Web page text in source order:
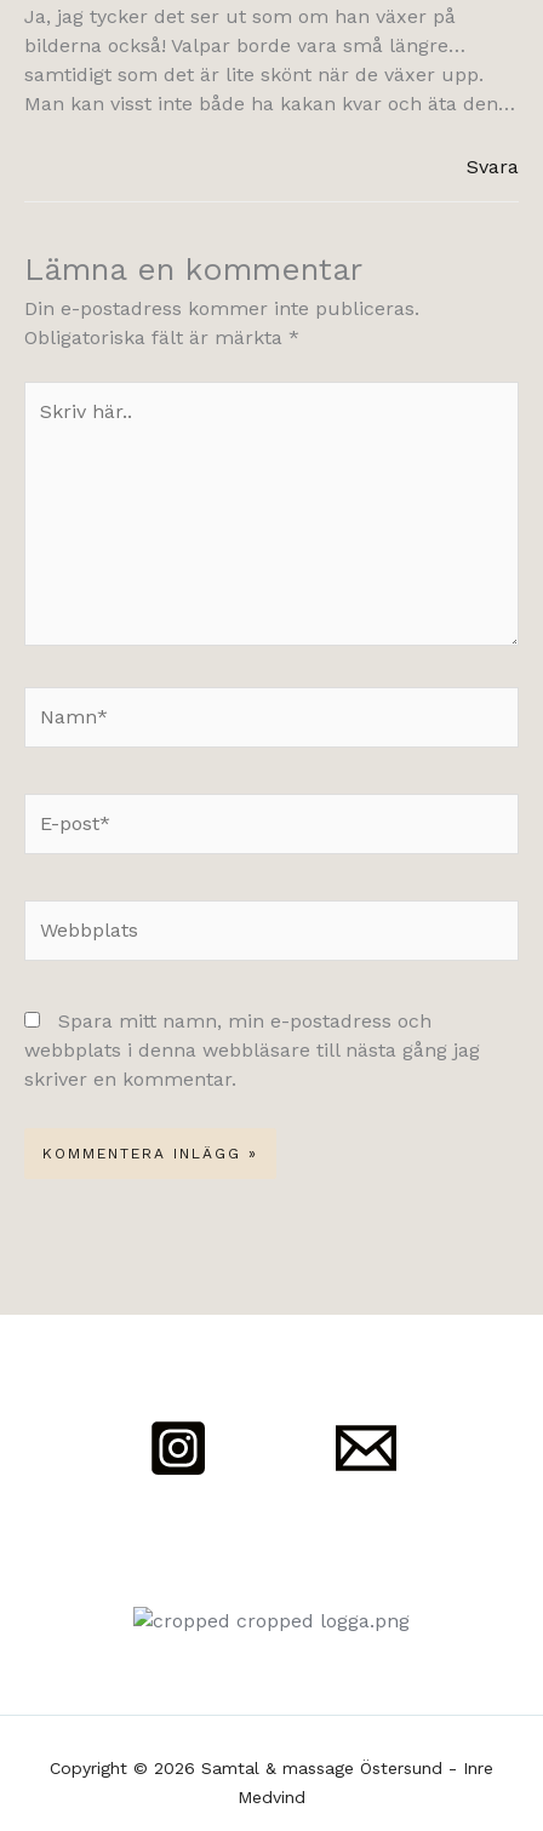
Ja, jag tycker det ser ut som om han växer på
bilderna också! Valpar borde vara små längre…
samtidigt som det är lite skönt när de växer upp.
Man kan visst inte både ha kakan kvar och äta den…
Svara
Lämna en kommentar
Din e-postadress kommer inte publiceras.
Obligatoriska fält är märkta *
här..
post*
Spara mitt namn, min e-postadress och
webbplats i denna webbläsare till nästa gång jag
skriver en kommentar.
Copyright © 2026 Samtal & massage Östersund - Inre
Medvind